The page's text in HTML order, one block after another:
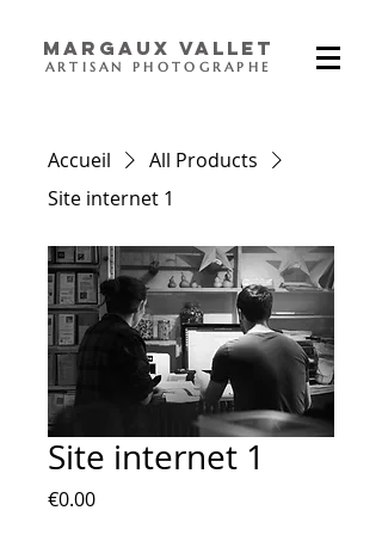
Margaux Vallet
ARTISAN PHOTOGRAPHE
Accueil
All Products
Site internet 1
Site internet 1
€0.00Prix